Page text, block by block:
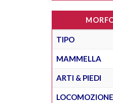
TIPO
MAMMELLA
ARTI & PIEDI
LOCOMOZIONE